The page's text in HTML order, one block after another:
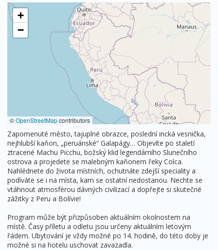
+
−
©OpenStreetMapcontributors
Zapomenuté město, tajuplné obrazce, poslední incká vesnička,
nejhlubší kaňon, „peruánské“ Galapágy… Objevíte po staletí
ztracené Machu Picchu, božský klid legendárního Slunečního
ostrova a projedete se malebným kaňonem řeky Colca.
Nahlédnete do života místních, ochutnáte zdejší speciality a
podíváte se i na místa, kam se ostatní nedostanou. Nechte se
vtáhnout atmosférou dávných civilizací a dopřejte si skutečné
zážitky z Peru a Bolívie!
Program může být přizpůsoben aktuálním okolnostem na
místě. Časy příletu a odletu jsou určeny aktuálním letovým
řádem. Ubytování je vždy možné po 14. hodině, do této doby je
možné si na hotelu uschovat zavazadla.